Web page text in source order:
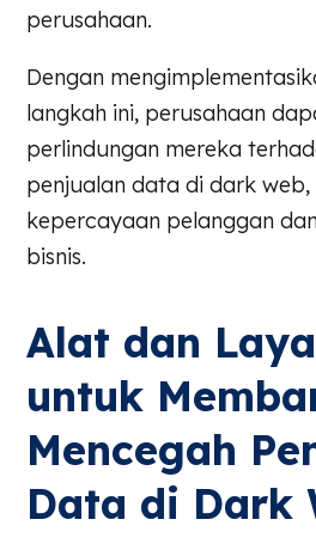
perusahaan.
Dengan
langkah ini, perusahaan
perlindungan mereka
penjualan data di dark web,
kepercayaan pelanggan
bisnis.
Alat dan
untuk
Mencegah
Data di Dark